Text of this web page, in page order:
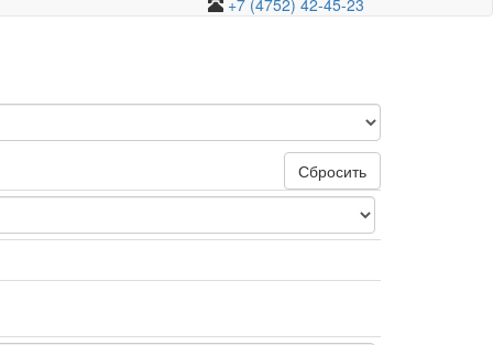
+7 (4752) 42-45-23
Сбросить